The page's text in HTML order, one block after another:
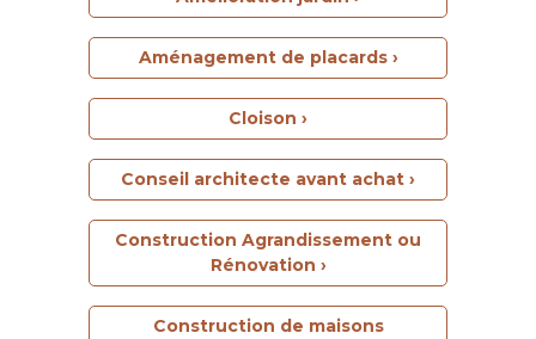
Aménagement de placards ›
Cloison ›
Conseil architecte avant achat ›
Construction Agrandissement ou
Rénovation ›
Construction de maisons